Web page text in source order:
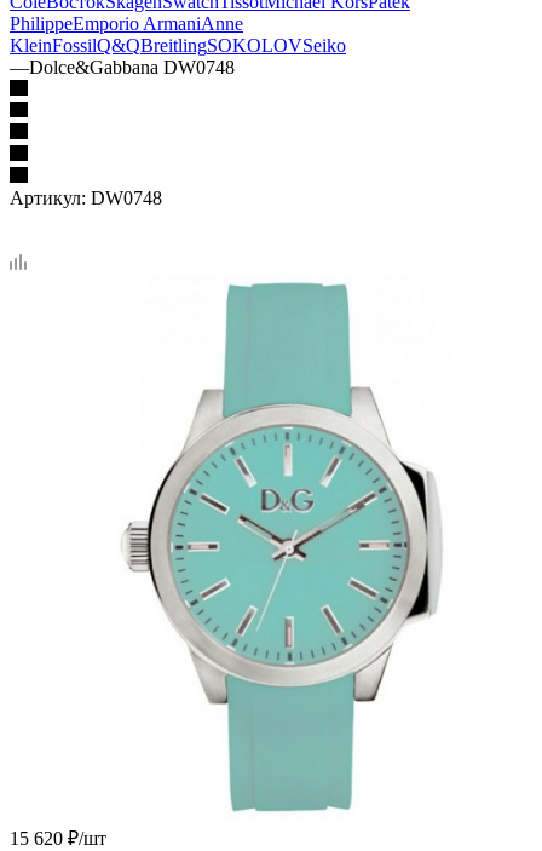
PhilippeEmporio ArmaniAnne
KleinFossilQ&QBreitlingSOKOLOVSeiko
—Dolce&Gabbana DW0748
Артикул: DW0748
15 620 ₽/шт